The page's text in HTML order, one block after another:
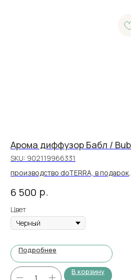
Арома диффузор Бабл /
SKU: 902119966331
производство doTERRA, в подарок
Orange 5 мл
6 500 р.
Цвет
Подробнее
В корзину